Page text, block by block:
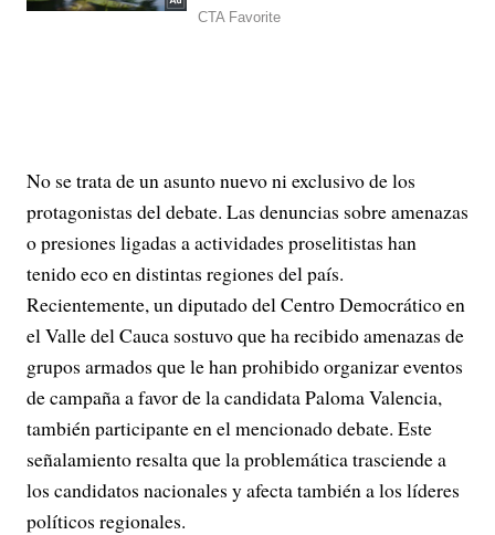
No se trata de un asunto nuevo ni exclusivo de los
protagonistas del debate. Las denuncias sobre amenazas
o presiones ligadas a actividades proselitistas han
tenido eco en distintas regiones del país.
Recientemente, un diputado del Centro Democrático en
el Valle del Cauca sostuvo que ha recibido amenazas de
grupos armados que le han prohibido organizar eventos
de campaña a favor de la candidata Paloma Valencia,
también participante en el mencionado debate. Este
señalamiento resalta que la problemática trasciende a
los candidatos nacionales y afecta también a los líderes
políticos regionales.